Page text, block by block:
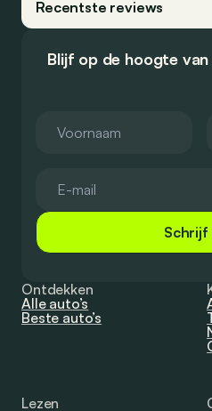
Recentste reviews
Blijf op de hoogte
Schrijf
Ontdekken
Alle auto’s
Beste auto’s
Lezen